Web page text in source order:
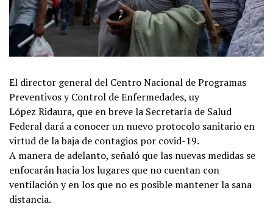
El director general del Centro Nacional de Programas
Preventivos y Control de Enfermedades, uy
López Ridaura, que en breve la Secretaría de Salud
Federal dará a conocer un nuevo protocolo sanitario en
virtud de la baja de contagios por covid-19.
A manera de adelanto, señaló que las nuevas medidas se
enfocarán hacia los lugares que no cuentan con
ventilación y en los que no es posible mantener la sana
distancia.